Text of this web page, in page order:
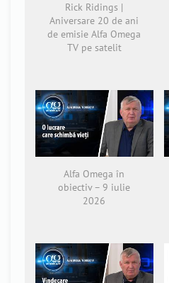
Rick Ridings |
Aniversare 20 de ani
de emisie Alfa Omega
TV pe satelit
Alfa Omega în
obiectiv – 9 iulie
2026